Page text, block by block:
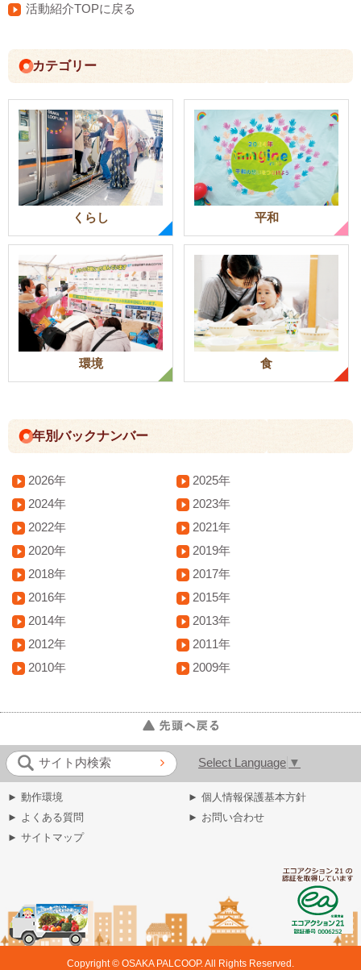
活動紹介TOPに戻る
カテゴリー
くらし 平和
環境 食
年別バックナンバー
2026年
2025年
2024年
2023年
2022年
2021年
2020年
2019年
2018年
2017年
2016年
2015年
2014年
2013年
2012年
2011年
2010年
2009年
サイト内検索 Select Language ▼
► 動作環境
► 個人情報保護基本方針
► よくある質問
► お問い合わせ
► サイトマップ
Copyright © OSAKA PALCOOP. All Rights Reserved.